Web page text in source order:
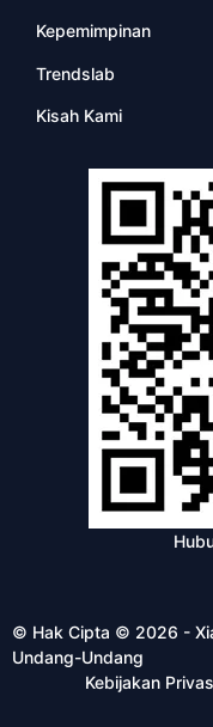
Kepemimpinan
Trendslab
Kisah Kami
© Hak Cipta © 2026 -
Undang-Undang
Kebijakan